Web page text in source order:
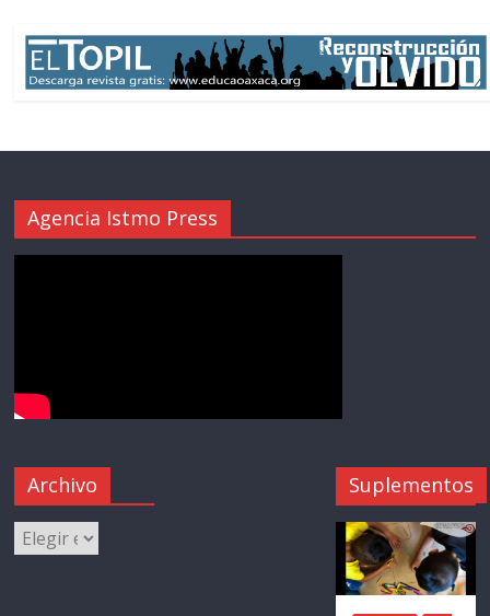
Agencia Istmo Press
Archivo Suplementos